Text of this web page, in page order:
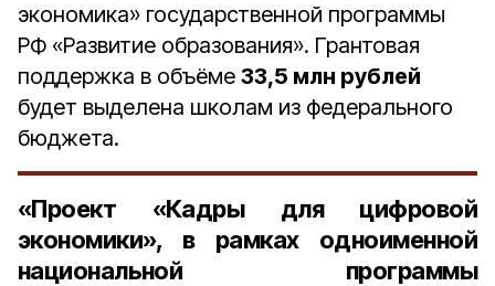
экономика» государственной программы
РФ «Развитие образования». Грантовая
поддержка в объёме 33,5 млн рублей
будет выделена школам из федерального
бюджета.
«Проект «Кадры для цифровой
экономики», в рамках одноименной
национальной программы